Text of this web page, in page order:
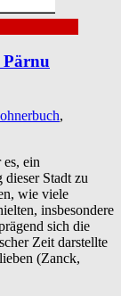
Pärnu
,
ein
Stadt zu
wie viele
insbesondere
sich die
Zeit darstellte
(Zanck,